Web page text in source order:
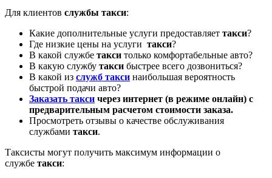
Для клиентов службы такси:
Какие дополнительные услуги предоставляет такси?
Где низкие цены на услуги такси?
В какой службе такси только комфортабельные авто?
В какую службу такси быстрее всего дозвониться?
В какой из служб такси наибольшая вероятность
быстрой подачи авто?
Заказать такси через интернет (в режиме онлайн) с
предварительным расчетом стоимости заказа.
Просмотреть отзывы о качестве обслуживания
службами такси.
Таксисты могут получить максимум информации о
службе такси: